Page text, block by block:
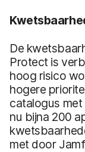
De
Protect is
hoog risico
hogere
catalogus
nu bijna 200
met door